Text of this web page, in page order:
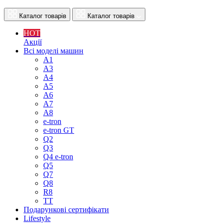
Каталог товарів Каталог товарів
HOT
Акції
Всі моделі машин
A1
A3
A4
A5
A6
A7
A8
e-tron
e-tron GT
Q2
Q3
Q4 e-tron
Q5
Q7
Q8
R8
TT
Подарункові сертифікати
Lifestyle